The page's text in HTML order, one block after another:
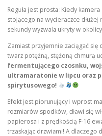
Reguła jest prosta: Kiedy
stojącego na wycieraczce dłużej
sekundy wyzwala ukryty w
Zamiast przyjemnie zaciągać się
twarz potężną, stężoną chmurą
fermentującego czosnku,
ultramaratonie w lipcu oraz
spirytusowego!
Efekt jest piorunujący i wprost
rozmiarów spodków, dławi się
papierosa i z prędkością F-16
trzaskając drzwiami! A dlaczego